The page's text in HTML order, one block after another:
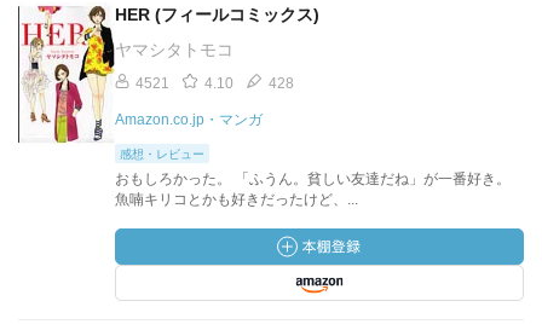
HER (フィールコミックス)
ヤマシタトモコ
4521 4.10 428
Amazon.co.jp・マンガ
感想・レビュー
おもしろかった。 「ふうん。貧しい友達だね」が一番好き。
魚喃キリコとかも好きだったけど、...